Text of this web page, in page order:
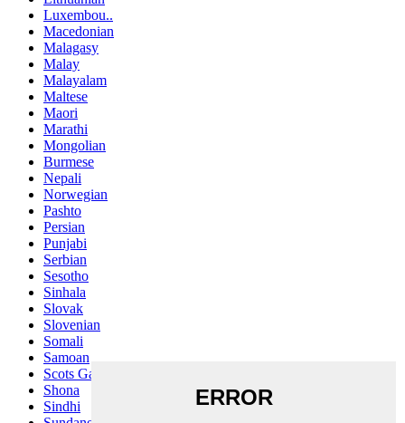
Luxembou..
Macedonian
Malagasy
Malay
Malayalam
Maltese
Maori
Marathi
Mongolian
Burmese
Nepali
Norwegian
Pashto
Persian
Punjabi
Serbian
Sesotho
Sinhala
Slovak
Slovenian
Somali
Samoan
Scots Gaelic
Shona
Sindhi